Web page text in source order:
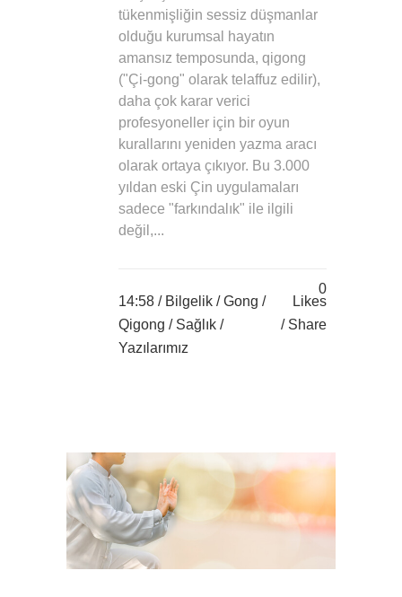
tükenmişliğin sessiz düşmanlar
olduğu kurumsal hayatın
amansız temposunda, qigong
("Çi-gong" olarak telaffuz edilir),
daha çok karar verici
profesyoneller için bir oyun
kurallarını yeniden yazma aracı
olarak ortaya çıkıyor. Bu 3.000
yıldan eski Çin uygulamaları
sadece "farkındalık" ile ilgili
değil,...
14:58 / Bilgelik /Gong /
Qigong / Sağlık /
Yazılarımız
0
Likes
Share